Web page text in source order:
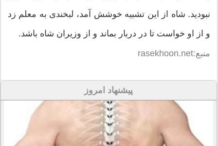
نبودید. شاه از این تشبیه خوشش آمد، لبخندی به معلم زد
و از او خواست تا در دربار بماند و از وزیران شاه باشد.
منبع:rasekhoon.net
پیشنهاد امروز